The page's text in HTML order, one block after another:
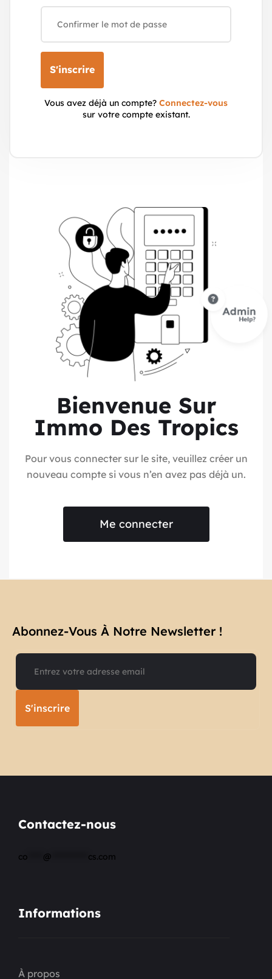
Bienvenue Sur
Immo Des Tropics
Pour vous connecter sur le site, veuillez créer un
nouveau compte si vous n’en avez pas déjà un.
Me connecter
S'inscrire
Vous avez déjà un compte? Connectez-vous
sur votre compte existant.
Abonnez-Vous À Notre Newsletter !​
S'inscrire
Contactez-nous
co @ cs.com
Informations
À propos